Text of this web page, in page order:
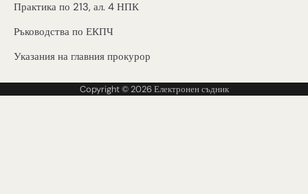
Практика по 213, ал. 4 НПК
Ръководства по ЕКПЧ
Указания на главния прокурор
Copyright © 2026Електронен съдник